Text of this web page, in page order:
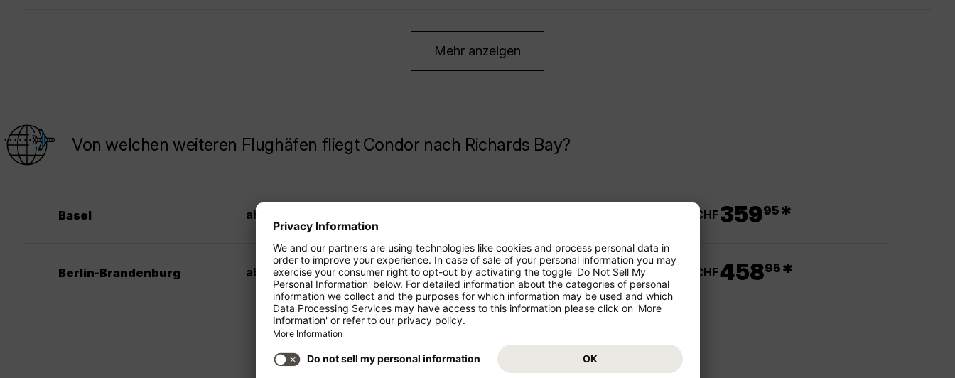
Mehr anzeigen
Von welchen weiteren Flughäfen fliegt Condor nach Richards Bay?
Basel ab CHF 370.
ab CHF35995 *
Berlin-Brandenburg ab CHF378.
95* Dresden ab CHF45895 *
Mehr anzeigen